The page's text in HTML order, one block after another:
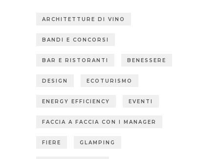
ARCHITETTURE DI VINO
BANDI E CONCORSI
BAR E RISTORANTI BENESSERE
DESIGN ECOTURISMO
ENERGY EFFICIENCY EVENTI
FACCIA A FACCIA CON I MANAGER
FIERE GLAMPING